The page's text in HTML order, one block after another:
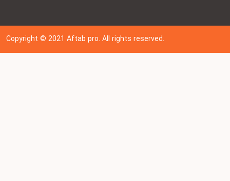
Copyright © 202 1Aftab pro. All rights reserved.